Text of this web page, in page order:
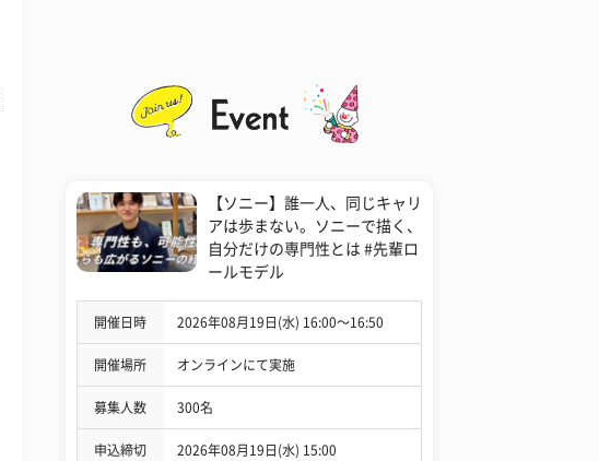
【ソニー】誰一人、同じキャリ
アは歩まない。ソニーで描く、
自分だけの専門性とは #先輩ロ
ールモデル
開催日時 2026年08月19日(水) 16:00〜16:50
開催場所 オンラインにて実施
募集人数 300名
申込締切 2026年08月19日(水) 15:00